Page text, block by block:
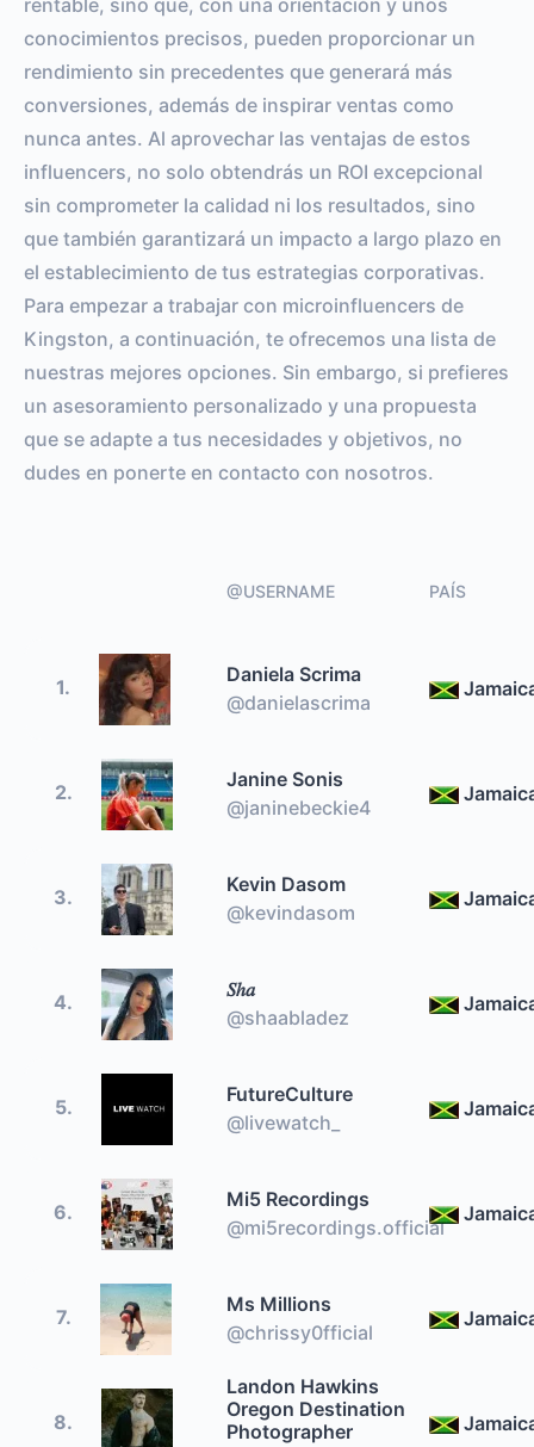
conocimientos precisos, pueden proporcionar un
rendimiento sin precedentes que generará más
conversiones, además de inspirar ventas como
nunca antes. Al aprovechar las ventajas de estos
influencers, no solo obtendrás un ROI excepcional
sin comprometer la calidad ni los resultados, sino
que también garantizará un impacto a largo plazo en
el establecimiento de tus estrategias corporativas.
Para empezar a trabajar con microinfluencers de
Kingston, a continuación, te ofrecemos una lista de
nuestras mejores opciones. Sin embargo, si prefieres
un asesoramiento personalizado y una propuesta
que se adapte a tus necesidades y objetivos, no
dudes en ponerte en contacto con nosotros.
@USERNAME PAÍS
1.
Daniela Scrima
@danielascrima
2.
Janine Sonis
@janinebeckie4
3.
Kevin Dasom
@kevindasom
4.
𝑆ℎ𝑎
@shaabladez
5.
FutureCulture
@livewatch_
6.
Mi5 Recordings
@mi5recordings.official
7.
Ms Millions
@chrissy0fficial
8.
Landon Hawkins
Oregon Destination
Photographer